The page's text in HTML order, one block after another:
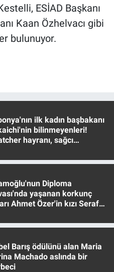
ESİAD Başkanı
Kaan Özhelvacı gibi
bulunuyor.
ilk kadın başbakanı
bilinmeyenleri!
hayranı, sağcı
Diploma
yaşanan korkunç
Ahmet Özer'in kızı Seraf
Barış ödülünü alan Maria
Machado aslında bir